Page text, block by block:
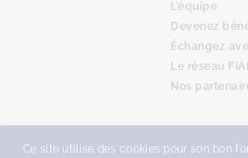
L’équipe
Devenez
Échangez
Le réseau
Nos
Ce site utilise des cookies pour son bon